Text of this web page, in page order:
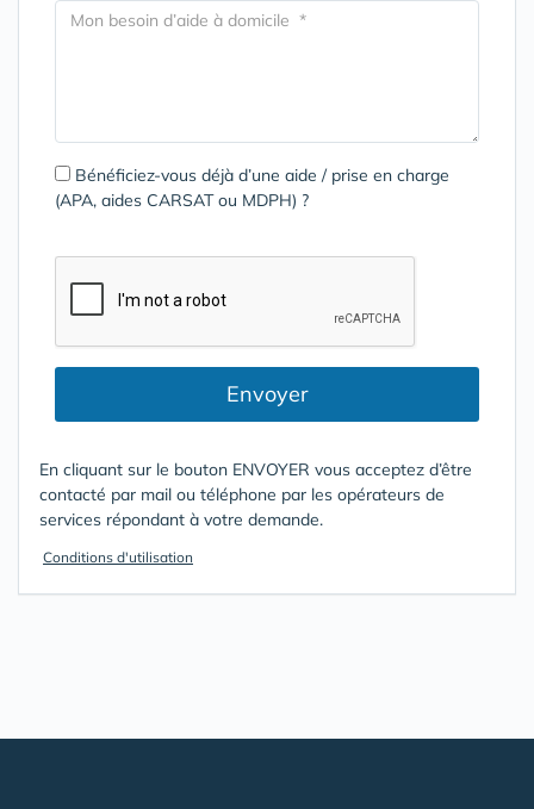
Bénéficiez-vous déjà d’une aide / prise en charge
(APA, aides CARSAT ou MDPH) ?
Envoyer
En cliquant sur le bouton ENVOYER vous acceptez d’être
contacté par mail ou téléphone par les opérateurs de
services répondant à votre demande.
Conditions d'utilisation